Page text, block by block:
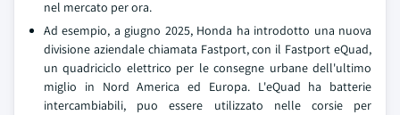
nel mercato per ora.
Ad esempio, a giugno 2025, Honda ha introdotto una nuova
divisione aziendale chiamata Fastport, con il Fastport eQuad,
un quadriciclo elettrico per le consegne urbane dell'ultimo
miglio in Nord America ed Europa. L'eQuad ha batterie
intercambiabili, puo essere utilizzato nelle corsie per